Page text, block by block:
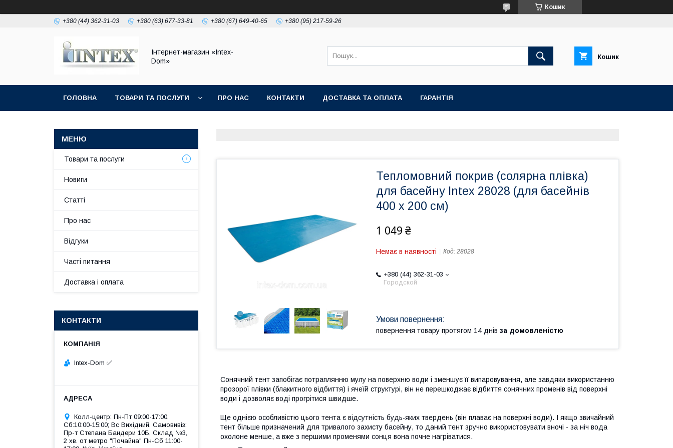
Кошик
+380 (44) 362-31-03 +380 (63) 677-33-81 +380 (67) 649-40-65 +380 (95) 217-59-26
Інтернет-магазин «Intex-
Dom»
Кошик
ГОЛОВНА ТОВАРИ ТА ПОСЛУГИ ПРО НАС КОНТАКТИ ДОСТАВКА ТА ОПЛАТА ГАРАНТІЯ
Тепломовний покрив (солярна плівка)
для басейну Intex 28028 (для басейнів
400 x 200 см)
1 049 ₴
Немає в наявності Код: 28028
+380 (44) 362-31-03
Городской
повернення товару протягом 14 днів за домовленістю
Сонячний тент запобігає потраплянню мулу на поверхню води і зменшує її випаровування, але завдяки використанню
прозорої плівки (блакитного відбиття) і ячеїй структурі, він не перешкоджає відбиття сонячних променів від поверхні
води і дозволяє воді прогрітися швидше.
Ще однією особливістю цього тента є відсутність будь-яких твердень (він плаває на поверхні води). І якщо звичайний
тент більше призначений для тривалого захисту басейну, то даний тент зручно використовувати вночі - за ніч вода
охолоне менше, а вже з першими променями сонця вона почне нагріватися.
Товари та послуги
Новиги
Статті
Про нас
Відгуки
Часті питання
Доставка і оплата
КОНТАКТИ
Intex-Dom ✅
Колл-центр: Пн-Пт 09:00-17:00,
Сб:10:00-15:00; Вс Вихідний. Самовивіз:
Пр-т Степана Бандери 10Б, Склад №3,
2 хв. от метро "Почайна" Пн-Cб 11:00-